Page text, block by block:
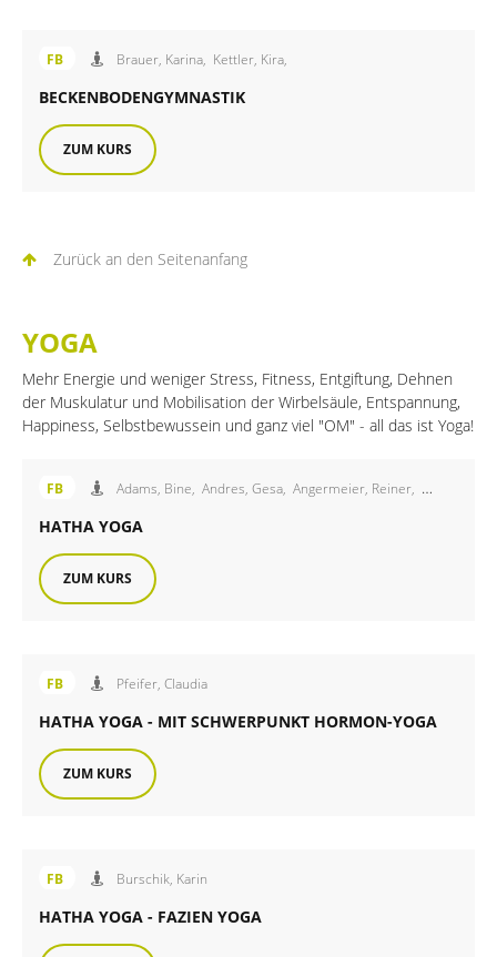
FBAngebot der FiB Familienbildung
Brauer, Karina, Kettler, Kira,
BECKENBODENGYMNASTIK
ZUM KURS
Zurück an den Seitenanfang
YOGA
Mehr Energie und weniger Stress, Fitness, Entgiftung, Dehnen
der Muskulatur und Mobilisation der Wirbelsäule, Entspannung,
Happiness, Selbstbewussein und ganz viel "OM" - all das ist Yoga!
FBAngebot der FiB Familienbildung
Adams, Bine, Andres, Gesa, Angermeier, Reiner, Burschik,
HATHA YOGA
ZUM KURS
FBAngebot der FiB Familienbildung
Pfeifer, Claudia
HATHA YOGA - MIT SCHWERPUNKT HORMON-YOGA
ZUM KURS
FBAngebot der FiB Familienbildung
Burschik, Karin
HATHA YOGA - FAZIEN YOGA